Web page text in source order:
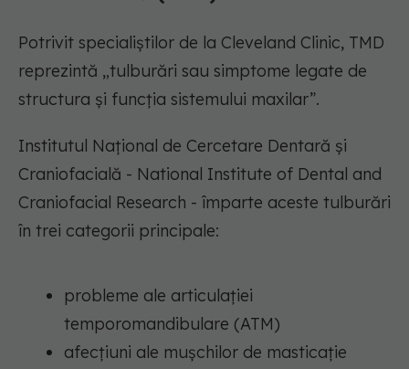
Potrivit specialiștilor de la Cleveland Clinic, TMD
reprezintă „tulburări sau simptome legate de
structura și funcția sistemului maxilar”.
Institutul Național de Cercetare Dentară și
Craniofacială - National Institute of Dental and
Craniofacial Research - împarte aceste tulburări
în trei categorii principale:
probleme ale articulației
temporomandibulare (ATM)
afecțiuni ale mușchilor de masticație